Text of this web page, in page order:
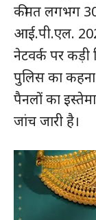
कीमत लगभग
आई.पी.एल.
नेटवर्क पर कड़ी
पुलिस का
पैनलों का
जांच जारी है।